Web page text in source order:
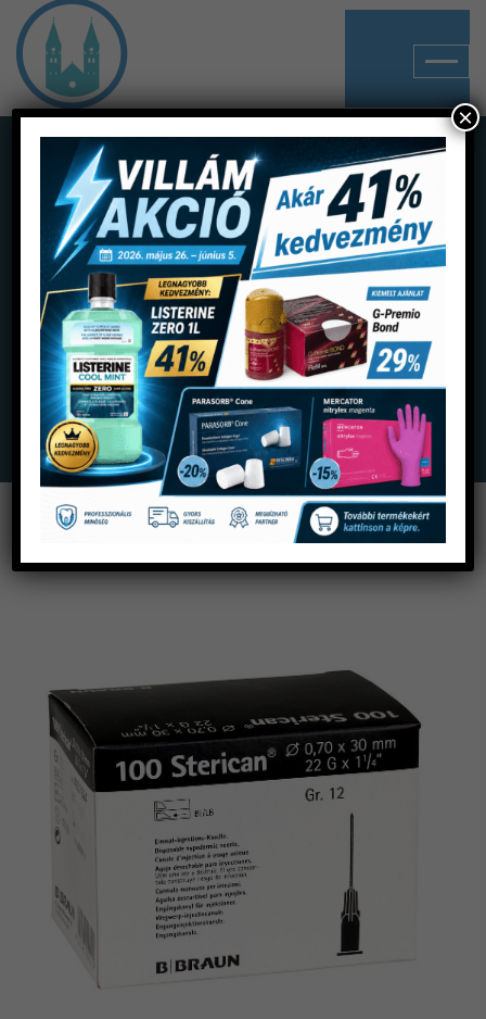
Shop
Home
Termékek
Egyszerhasználatos anyagok
Tűk, fecskendők
Luer tű 22G 1 1/4 B.Braun
×